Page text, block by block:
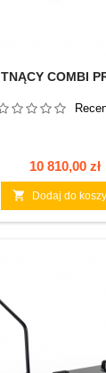
COMBI
Cena
10 810,00 zł
 Dodaj do